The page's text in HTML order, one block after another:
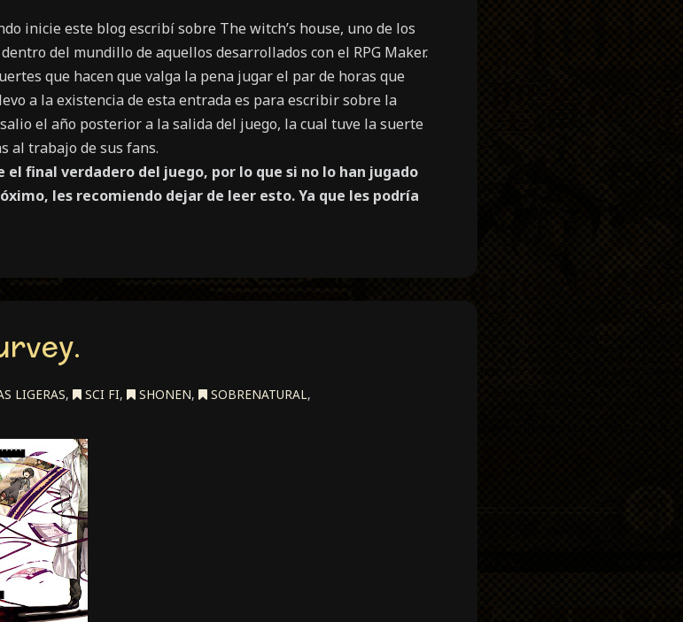
inicie este blog escribí sobre The witch’s house, uno de los
del mundillo de aquellos desarrollados con el RPG Maker.
que hacen que valga la pena jugar el par de horas que
a la existencia de esta entrada es para escribir sobre la
el año posterior a la salida del juego, la cual tuve la suerte
al trabajo de sus fans.
final verdadero del juego, por lo que si no lo han jugado
les recomiendo dejar de leer esto. Ya que les podría
LIGERAS, SCI FI, SHONEN, SOBRENATURAL,